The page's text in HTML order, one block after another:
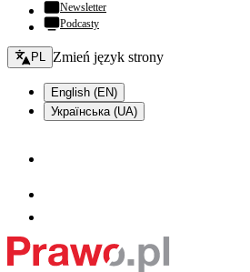
Newsletter
Podcasty
Zmień język - bieżący:
PL Zmień język strony
English (EN)
Українська (UA)